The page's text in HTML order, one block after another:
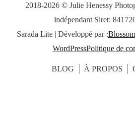
2018-2026 © Julie Henessy
indépendant Siret:
Sarada Lite | Développé par :
WordPressPolitique de
BLOG À PROPOS